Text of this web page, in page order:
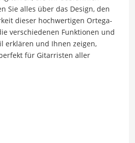
Sie alles über das Design, den
dieser hochwertigen Ortega-
verschiedenen Funktionen und
erklären und Ihnen zeigen,
für Gitarristen aller